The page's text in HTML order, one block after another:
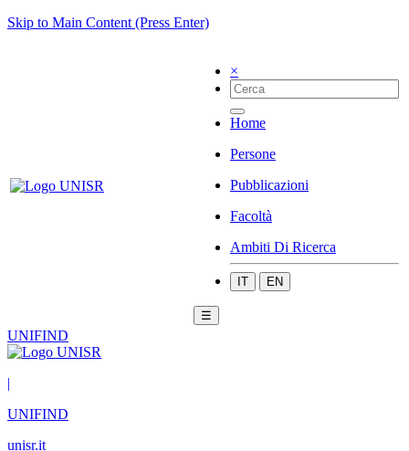
Skip to Main Content (Press Enter)
×
Home
Persone
Pubblicazioni
Facoltà
Ambiti Di Ricerca
IT EN
☰
UNIFIND
|
UNIFIND
unisr.it